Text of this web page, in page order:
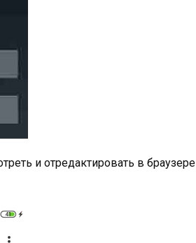
и отредактировать в браузере